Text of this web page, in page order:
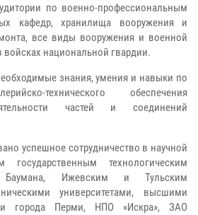
по военно-профессиональным
кафедр, хранилища вооружения и
все виды вооружения и военной
национальной гвардии.
знания, умения и навыки по
технического обеспечения
частей и соединений
успешное сотрудничество в научной
технологическим
Баумана, Ижевским и Тульским
университетами, высшими
города Перми, НПО «Искра», ЗАО